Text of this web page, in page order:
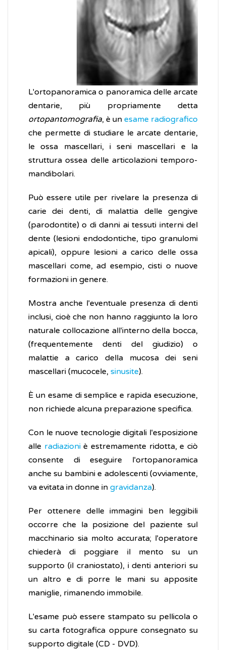
L'ortopanoramica o panoramica delle arcate
dentarie, più propriamente detta
ortopantomografia, è un esame radiografico
che permette di studiare le arcate dentarie,
le ossa mascellari, i seni mascellari e la
struttura ossea delle articolazioni temporo-
mandibolari.
Può essere utile per rivelare la presenza di
carie dei denti, di malattia delle gengive
(parodontite) o di danni ai tessuti interni del
dente (lesioni endodontiche, tipo granulomi
apicali), oppure lesioni a carico delle ossa
mascellari come, ad esempio, cisti o nuove
formazioni in genere.
Mostra anche l'eventuale presenza di denti
inclusi, cioè che non hanno raggiunto la loro
naturale collocazione all'interno della bocca,
(frequentemente denti del giudizio) o
malattie a carico della mucosa dei seni
mascellari (mucocele, sinusite).
È un esame di semplice e rapida esecuzione,
non richiede alcuna preparazione specifica.
Con le nuove tecnologie digitali l'esposizione
alle radiazioniè estremamente ridotta, e ciò
consente di eseguire l'ortopanoramica
anche su bambini e adolescenti (ovviamente,
va evitata in donne in gravidanza).
Per ottenere delle immagini ben leggibili
occorre che la posizione del paziente sul
macchinario sia molto accurata; l'operatore
chiederà di poggiare il mento su un
supporto (il craniostato), i denti anteriori su
un altro e di porre le mani su apposite
maniglie, rimanendo immobile.
L'esame può essere stampato su pellicola o
su carta fotografica oppure consegnato su
supporto digitale (CD - DVD).